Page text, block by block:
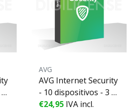
AVG
AVG Internet Security
- 10 dispositivos - 3 A
ños
€24,95 IVA incl.